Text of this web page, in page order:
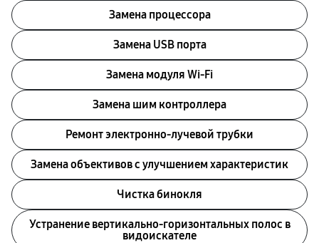
Замена процессора
Замена USB порта
Замена модуля Wi-Fi
Замена шим контроллера
Ремонт электронно-лучевой трубки
Замена объективов с улучшением характеристик
Чистка бинокля
Устранение вертикально-горизонтальных полос в
видоискателе